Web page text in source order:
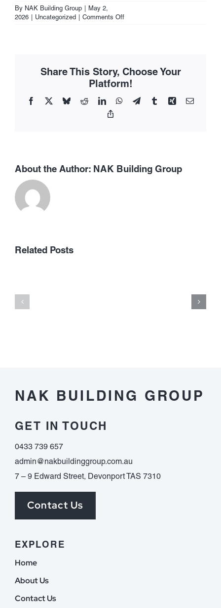
By NAK Building Group
May 2,
2026
Uncategorized Comments Offon
Benefícios
Considerações
Share This Story, Choose Your
Platform!
Facebook BlueskyRedditLinkedInWhatsApp
TelegramTumblrXing Email
About the Author: NAK Building Group
Related Posts
เลือก
bestimmte
erledigen
NAK BUILDING GROUP
GET IN TOUCH
0433 739 657
admin@nakbuildinggroup.com.au
7 – 9 Edward Street, Devonport TAS 7310
Contact Us
EXPLORE
Home
About Us
Contact Us